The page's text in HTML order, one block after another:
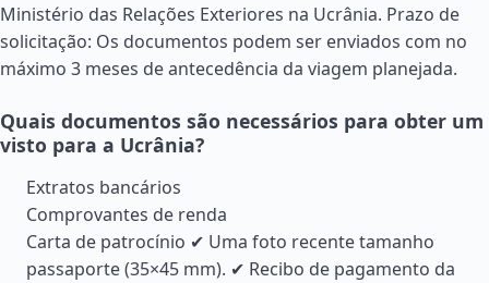
Ministério das Relações Exteriores na Ucrânia. Prazo de
solicitação: Os documentos podem ser enviados com no
máximo 3 meses de antecedência da viagem planejada.
Quais documentos são necessários para obter um
visto para a Ucrânia?
Extratos bancários
Comprovantes de renda
Carta de patrocínio ✔ Uma foto recente tamanho
passaporte (35×45 mm). ✔ Recibo de pagamento da